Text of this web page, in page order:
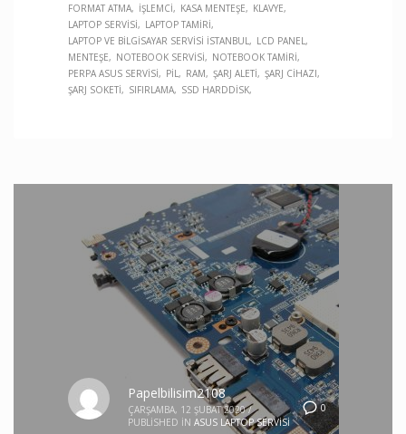
FORMAT ATMA
İŞLEMCI KASA MENTEŞE
KLAVYE
LAPTOP SERVISI
LAPTOP TAMIRI
LAPTOP VE BILGISAYAR SERVISI İSTANBUL
LCD PANEL
MENTEŞE
NOTEBOOK SERVISI
NOTEBOOK TAMIRI
PERPA ASUS SERVISI
PIL RAM ŞARJ ALETI
ŞARJ CIHAZI
ŞARJ SOKETI
SIFIRLAMA SSD HARDDISK
0
Papelbilisim2108
ÇARŞAMBA, 12 ŞUBAT 2020 /
PUBLISHED IN ASUS LAPTOP SERVISI